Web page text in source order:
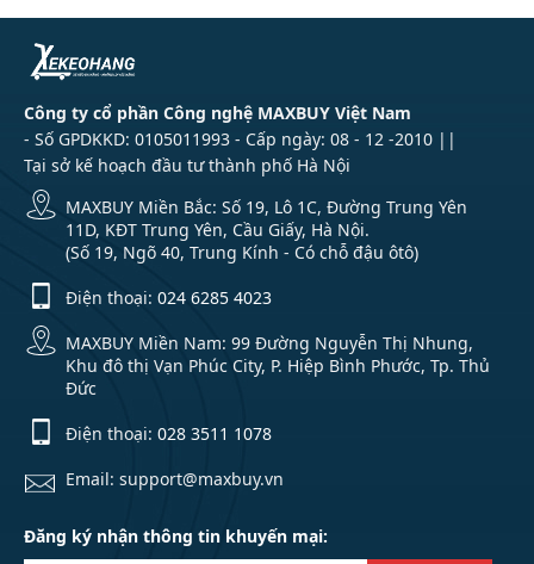
Công ty cổ phần Công nghệ MAXBUY Việt Nam
- Số GPDKKD: 0105011993 - Cấp ngày: 08 - 12 -2010 ||
Tại sở kế hoạch đầu tư thành phố Hà Nội
MAXBUY Miền Bắc: Số 19, Lô 1C, Đường Trung Yên
11D, KĐT Trung Yên, Cầu Giấy, Hà Nội.
(Số 19, Ngõ 40, Trung Kính - Có chỗ đậu ôtô)
Điện thoại: 024 6285 4023
MAXBUY Miền Nam: 99 Đường Nguyễn Thị Nhung,
Khu đô thị Vạn Phúc City, P. Hiệp Bình Phước, Tp. Thủ
Đức
Điện thoại: 028 3511 1078
Email: support@maxbuy.vn
Đăng ký nhận thông tin khuyến mại: